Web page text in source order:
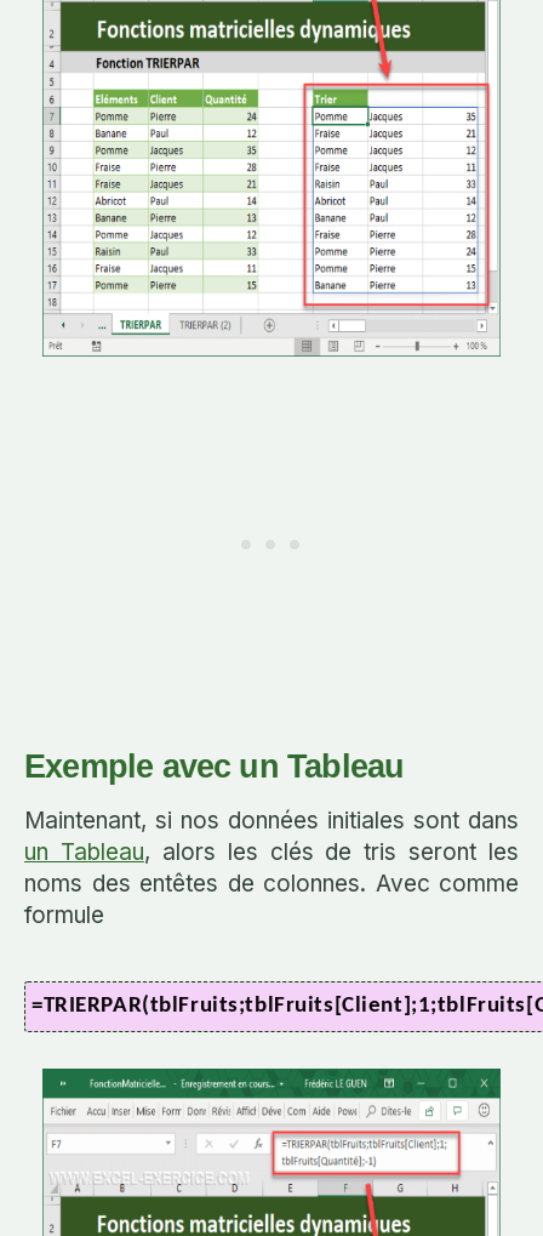
Exemple avec un Tableau
Maintenant, si nos données initiales sont dans
un Tableau, alors les clés de tris seront les
noms des entêtes de colonnes. Avec comme
formule